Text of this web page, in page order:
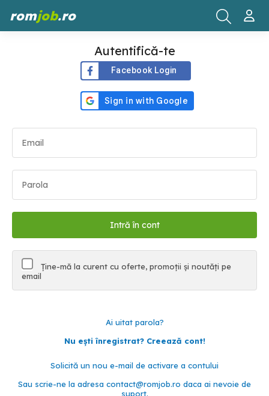
romjob.ro
Autentifică-te
Facebook Login
Ține-mă la curent cu oferte, promoții și noutăți pe
email
Ai uitat parola?
Nu ești înregistrat? Creează cont!
Solicită un nou e-mail de activare a contului
Sau scrie-ne la adresa contact@romjob.ro daca ai nevoie de
suport.